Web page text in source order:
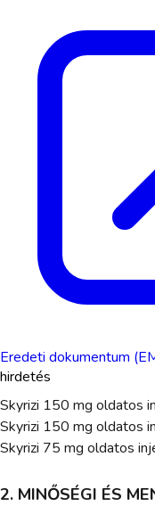
Eredeti dokumentum
hirdetés
Skyrizi 150 mg oldatos
Skyrizi 150 mg oldatos
Skyrizi 75 mg oldatos
2. MINŐSÉGI ÉS